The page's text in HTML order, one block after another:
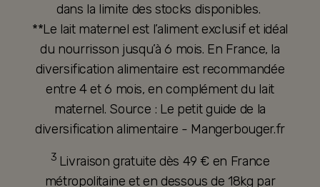
dans la limite des stocks disponibles.
**Le lait maternel est l’aliment exclusif et idéal
du nourrisson jusqu’à 6 mois. En France, la
diversification alimentaire est recommandée
entre 4 et 6 mois, en complément du lait
maternel. Source : Le petit guide de la
diversification alimentaire - Mangerbouger.fr
3 Livraison gratuite dès 49 € en France
métropolitaine et en dessous de 18kg par